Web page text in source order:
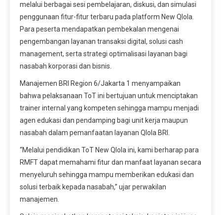
melalui berbagai sesi pembelajaran, diskusi, dan simulasi
penggunaan fitur-fitur terbaru pada platform New Qlola.
Para peserta mendapatkan pembekalan mengenai
pengembangan layanan transaksi digital, solusi cash
management, serta strategi optimalisasi layanan bagi
nasabah korporasi dan bisnis.
Manajemen BRI Region 6/Jakarta 1 menyampaikan
bahwa pelaksanaan ToT ini bertujuan untuk menciptakan
trainer internal yang kompeten sehingga mampu menjadi
agen edukasi dan pendamping bagi unit kerja maupun
nasabah dalam pemanfaatan layanan Qlola BRI.
“Melalui pendidikan ToT New Qlola ini, kami berharap para
RMFT dapat memahami fitur dan manfaat layanan secara
menyeluruh sehingga mampu memberikan edukasi dan
solusi terbaik kepada nasabah,” ujar perwakilan
manajemen.